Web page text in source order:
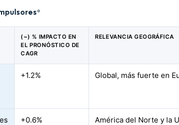
*
(~) % IMPACTO EN
EL PRONÓSTICO DE
CAGR
RELEVANCIA GEOGRÁFICA
+1.2% Global, más fuerte en
+0.6%
América del Norte y la